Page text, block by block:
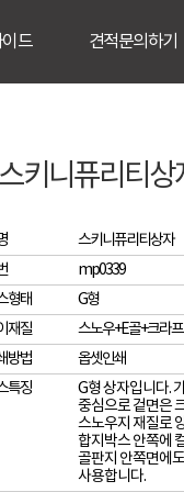
드 견적문의하기
키니퓨리티상
스키니퓨리티상자
mp0339
형태
G형
재질
스노우+E골+크라
방법
옵셋인쇄
특징
G형 상자입니다.
중심으로 겉면은
스노우지 재질로
합지박스 안쪽에
골판지 안쪽면에
사용합니다.